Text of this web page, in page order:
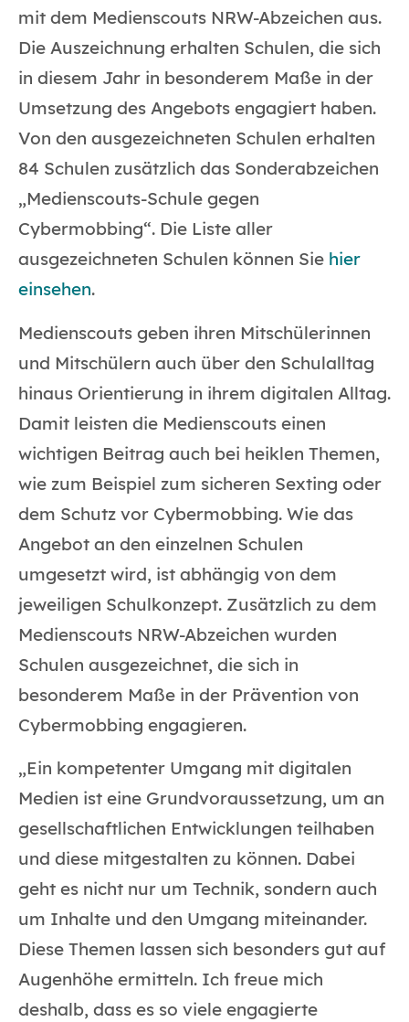
mit dem Medienscouts NRW-Abzeichen aus.
Die Auszeichnung erhalten Schulen, die sich
in diesem Jahr in besonderem Maße in der
Umsetzung des Angebots engagiert haben.
Von den ausgezeichneten Schulen erhalten
84 Schulen zusätzlich das Sonderabzeichen
„Medienscouts-Schule gegen
Cybermobbing“. Die Liste aller
ausgezeichneten Schulen können Sie hier
einsehen.
Medienscouts geben ihren Mitschülerinnen
und Mitschülern auch über den Schulalltag
hinaus Orientierung in ihrem digitalen Alltag.
Damit leisten die Medienscouts einen
wichtigen Beitrag auch bei heiklen Themen,
wie zum Beispiel zum sicheren Sexting oder
dem Schutz vor Cybermobbing. Wie das
Angebot an den einzelnen Schulen
umgesetzt wird, ist abhängig von dem
jeweiligen Schulkonzept. Zusätzlich zu dem
Medienscouts NRW-Abzeichen wurden
Schulen ausgezeichnet, die sich in
besonderem Maße in der Prävention von
Cybermobbing engagieren.
„Ein kompetenter Umgang mit digitalen
Medien ist eine Grundvoraussetzung, um an
gesellschaftlichen Entwicklungen teilhaben
und diese mitgestalten zu können. Dabei
geht es nicht nur um Technik, sondern auch
um Inhalte und den Umgang miteinander.
Diese Themen lassen sich besonders gut auf
Augenhöhe ermitteln. Ich freue mich
deshalb, dass es so viele engagierte